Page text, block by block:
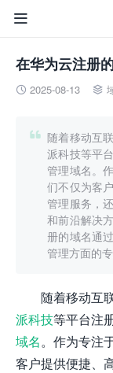

在华为云注册
 2025-08-13 
 随着移动互
派科技等平
管理域名。
们不仅为客
管理服务，
和前沿解决
册的域名通
管理方面的专
随着移动互
派科技等平台注
域名。作为专注
客户提供便捷、